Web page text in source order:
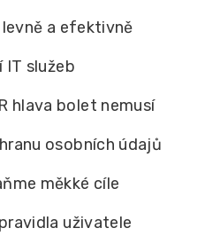
a efektivně
IT služeb
hlava bolet nemusí
osobních údajů
měkké cíle
uživatele